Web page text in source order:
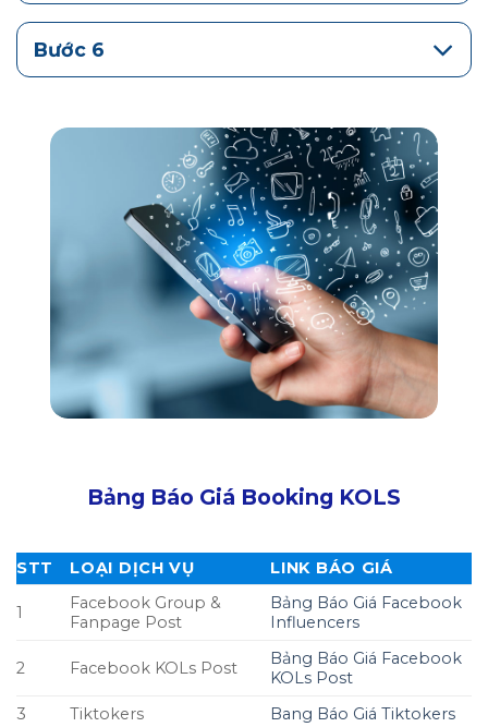
Bước 6
Bảng Báo Giá Booking KOLS
STT LOẠI DỊCH VỤ LINK BÁO GIÁ
1
Facebook Group &
Fanpage Post
Bảng Báo Giá Facebook
Influencers
2 Facebook KOLs Post
Bảng Báo Giá Facebook
KOLs Post
3
Tiktokers Bang Báo Giá Tiktokers